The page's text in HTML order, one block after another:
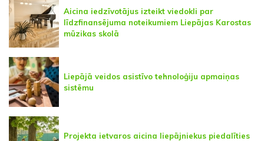
Aicina iedzīvotājus izteikt viedokli par
līdzfinansējuma noteikumiem Liepājas Karostas
mūzikas skolā
Liepājā veidos asistīvo tehnoloģiju apmaiņas
sistēmu
Projekta ietvaros aicina liepājniekus piedalīties